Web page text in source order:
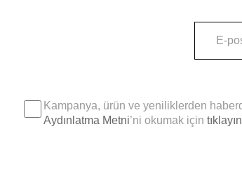
Kampanya, ürün ve yeniliklerden
Aydınlatma Metni’ni okumak için